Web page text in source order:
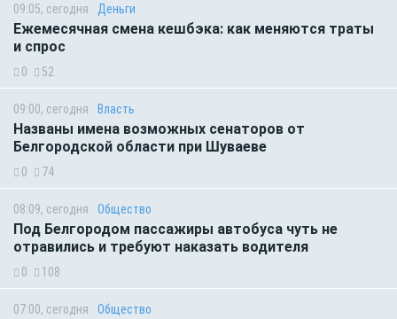
09:05, сегодня Деньги
Ежемесячная смена кешбэка: как меняются траты
и спрос
0 52
09:00, сегодня Власть
Названы имена возможных сенаторов от
Белгородской области при Шуваеве
0 74
08:09, сегодня Общество
Под Белгородом пассажиры автобуса чуть не
отравились и требуют наказать водителя
0 108
07:00, сегодня Общество